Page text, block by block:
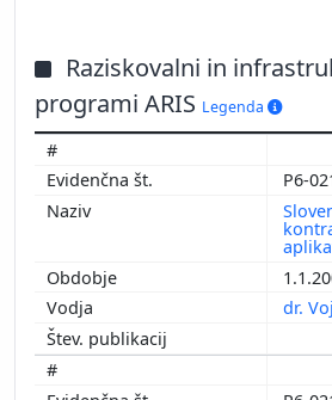
Raziskovalni in
programi ARIS Legenda
P6-
dr.